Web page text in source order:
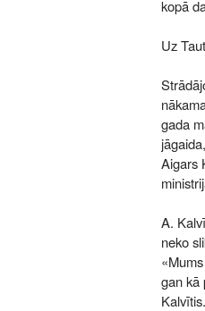
kopā
Uz
gada
Aigars
A.
neko
gan kā
Kalvītis.